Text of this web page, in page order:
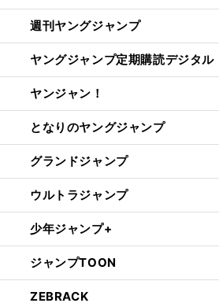
週刊ヤングジャンプ
ヤングジャンプ定期購読デジタル
ヤンジャン！
となりのヤングジャンプ
グランドジャンプ
ウルトラジャンプ
少年ジャンプ+
ジャンプTOON
ZEBRACK